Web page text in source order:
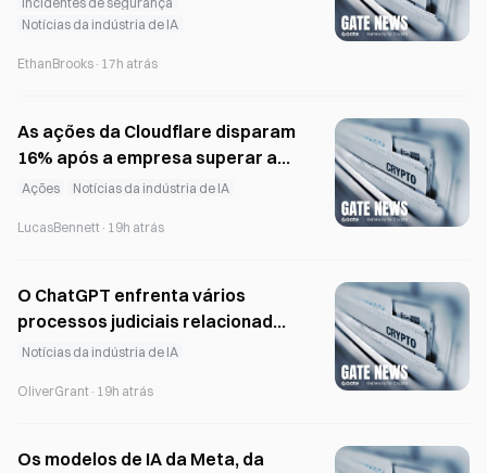
Notícias da indústria de IA
EthanBrooks · 17h atrás
As ações da Cloudflare disparam
16% após a empresa superar as
previsões para o 2.º trimestre, e
para 355 dólares
Ações Notícias da indústria de IA
LucasBennett · 19h atrás
O ChatGPT enfrenta vários
processos judiciais relacionados
com crises este ano.
Notícias da indústria de IA
OliverGrant · 19h atrás
Os modelos de IA da Meta, da